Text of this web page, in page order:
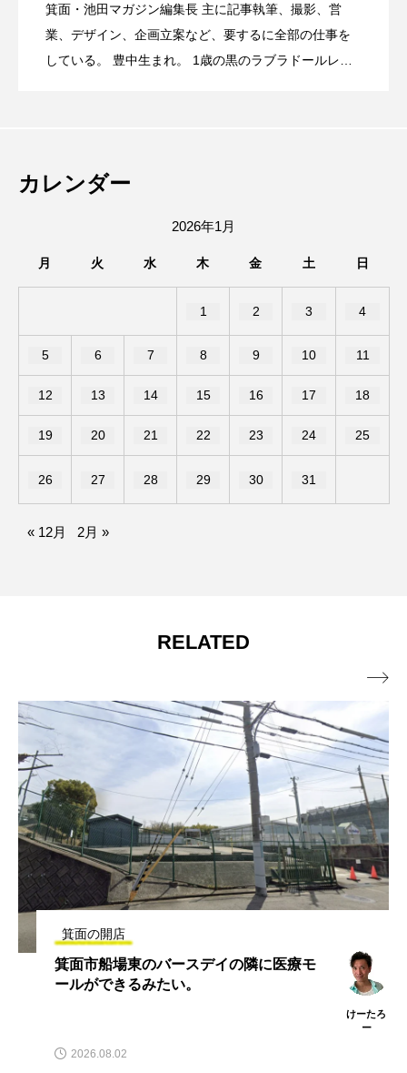
箕面・池田マガジン編集長 主に記事執筆、撮影、営
業、デザイン、企画立案など、要するに全部の仕事を
している。 豊中生まれ。 1歳の黒のラブラドールレト
にしゃぶしゃぶ処 玖玖 -KÜKÜ- がオープ
2026.08.08 8/6(木)、桜井駅前にオープンした喫茶 端
が融合したお店だった。
ますか…？
ープンするみたい。
カレンダー
2026年1月
月 火 水 木 金 土 日
1 2 3 4
5 6 7 8 9 10 11
12 13 14 15 16 17 18
19 20 21 22 23 24 25
26 27 28 29 30 31
« 12月 2月 »
RELATED
箕面の開店
箕面市船場東のバースデイの隣に医療モ
ールができるみたい。
けーたろ
ー
2026.08.02
